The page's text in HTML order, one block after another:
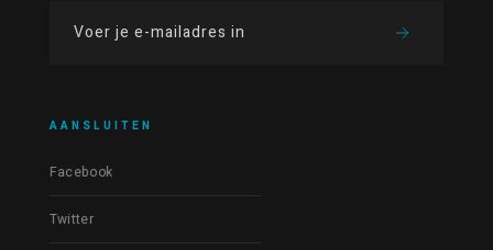
AANSLUITEN
Facebook
Twitter